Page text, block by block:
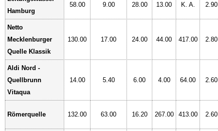
Hamburg
58.00 9.00 28.00 13.00 K. A. 2.90
Netto
Mecklenburger
Quelle Klassik
130.00 17.00 24.00 44.00 417.00 2.80
Aldi Nord -
Quellbrunn
Vitaqua
14.00 5.40 6.00 4.00 64.00 2.60
Römerquelle 132.00 63.00 16.20 267.00 413.00 2.60